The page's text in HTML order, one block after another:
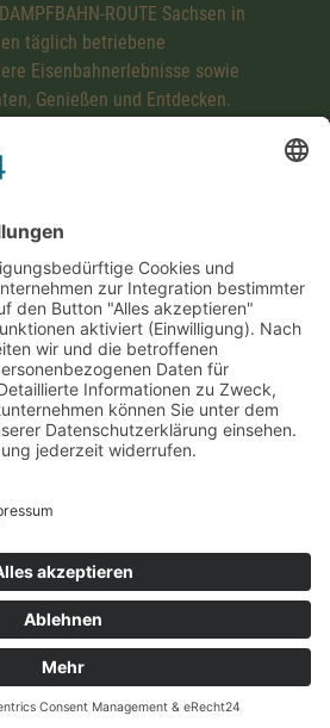
ROUTE Sachsen in
täglich betriebene
Eisenbahnerlebnisse sowie
Genießen und Entdecken.
mitfinanziert mit Steuermitteln auf
den Abgeordneten des Sächsischen
Haushaltes.
Datenschutzerklärung Cookie-Einstellungen